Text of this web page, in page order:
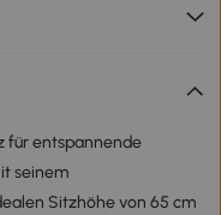
für entspannende
seinem
Sitzhöhe von 65 cm